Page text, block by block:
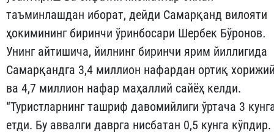
таъминлашдан иборат, дейди Самарқанд вилояти
ҳокимининг биринчи ўринбосари Шербек Бўронов.
Унинг айтишича, йилнинг биринчи ярим йиллигида
Самарқандга 3,4 миллион нафардан ортиқ
ва 4,7 миллион нафар маҳаллий сайёҳ келди.
“Туристларнинг ташриф давомийлиги ўртача 3
етди. Бу аввалги даврга нисбатан 0,5 кунга кўпдир.